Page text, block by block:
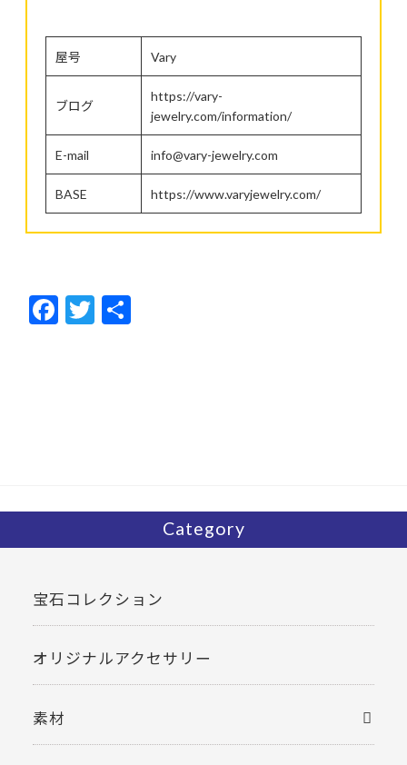
屋号 Vary
ブログ
https://vary-
jewelry.com/information/
E-mail info@vary-jewelry.com
BASE https://www.varyjewelry.com/
F
ac
T
w
Category
宝石コレクション
オリジナルアクセサリー
素材